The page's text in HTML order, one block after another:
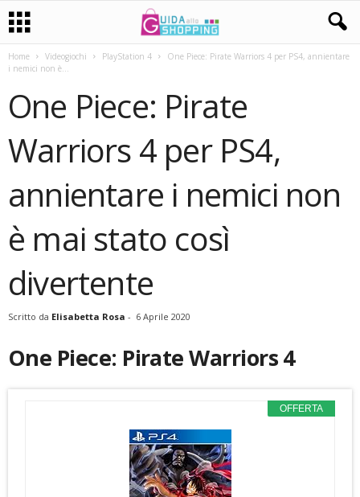
Home Videogiochi PlayStation 4
One Piece: Pirate Warriors 4 per PS4, annientare
i nemici non è...
One Piece: Pirate
Warriors 4 per PS4,
annientare i nemici non
è mai stato così
divertente
Scritto da Elisabetta Rosa - 6 Aprile 2020
One Piece: Pirate Warriors 4
OFFERTA